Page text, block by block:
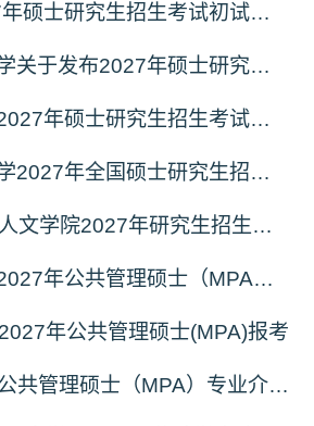
关于公布2027年硕士研究生招生考试初试自命题科目考试大纲的通知
四川外国语大学关于发布2027年硕士研究生招生考试自命题科目大纲的公告
关于东华大学2027年硕士研究生招生考试（初试）招生目录拟调整公告（一）
南京中医药大学2027年全国硕士研究生招生考试初试自命题科目考试内容及参考书目
安徽工程大学人文学院2027年研究生招生简章
重庆理工大学2027年公共管理硕士（MPA）专业学位研究生（双证）报考
年公共管理硕士(MPA)报考
南京医科大学公共管理硕士（MPA）专业介绍（2027年）